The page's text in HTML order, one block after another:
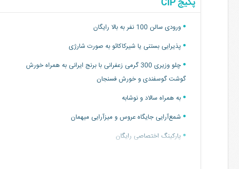
پکیج CIP
ورودی سالن 100 نفر به بالا رایگان
پذیرایی بستنی یا شیرکاکائو به صورت شارژی
چلو وزیری 300 گرمی زعفرانی با برنج ایرانی به همراه خورش
گوشت گوسفندی و خورش فسنجان
به همراه سالاد و نوشابه
شمع‌آرایی جایگاه عروس و میزآرایی میهمان
پارکینگ اختصاصی رایگان